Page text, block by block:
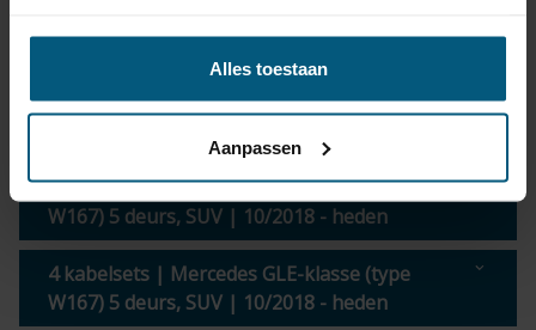
Alles toestaan
Aanpassen
uur
BTW
3 trekhaken | Mercedes GLE-klasse (type
W167) 5 deurs, SUV | 10/2018 - heden
4 kabelsets | Mercedes GLE-klasse (type
W167) 5 deurs, SUV | 10/2018 - heden